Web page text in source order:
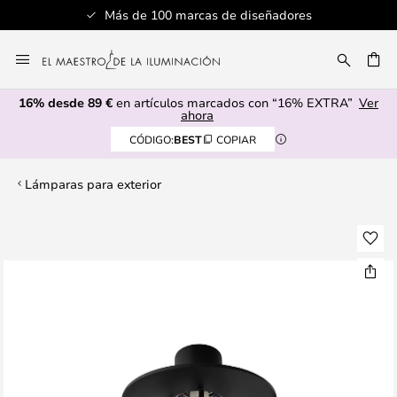
Más de 100 marcas de diseñadores
al
contenido
16% desde 89 € en artículos marcados con “16% EXTRA” Ver
ahora
CÓDIGO:BEST COPIAR
Lámparas para exterior